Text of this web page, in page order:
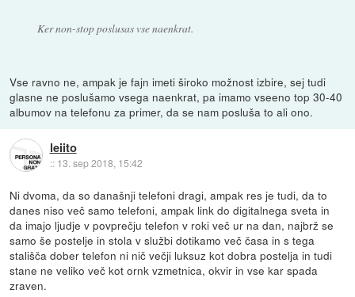
Ker non-stop poslusas vse naenkrat.
Vse ravno ne, ampak je fajn imeti široko možnost izbire, sej tudi
glasne ne poslušamo vsega naenkrat, pa imamo vseeno top 30-40
albumov na telefonu za primer, da se nam posluša to ali ono.
leiito
:: 13. sep 2018, 15:42
Ni dvoma, da so današnji telefoni dragi, ampak res je tudi, da to
danes niso več samo telefoni, ampak link do digitalnega sveta in
da imajo ljudje v povprečju telefon v roki več ur na dan, najbrž se
samo še postelje in stola v službi dotikamo več časa in s tega
stališča dober telefon ni nič večji luksuz kot dobra postelja in tudi
stane ne veliko več kot ornk vzmetnica, okvir in vse kar spada
zraven.